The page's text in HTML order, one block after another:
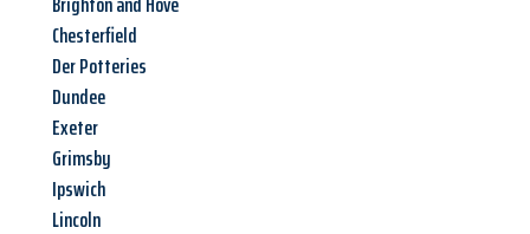
Chesterfield
Der Potteries
Dundee
Exeter
Grimsby
Ipswich
Lincoln